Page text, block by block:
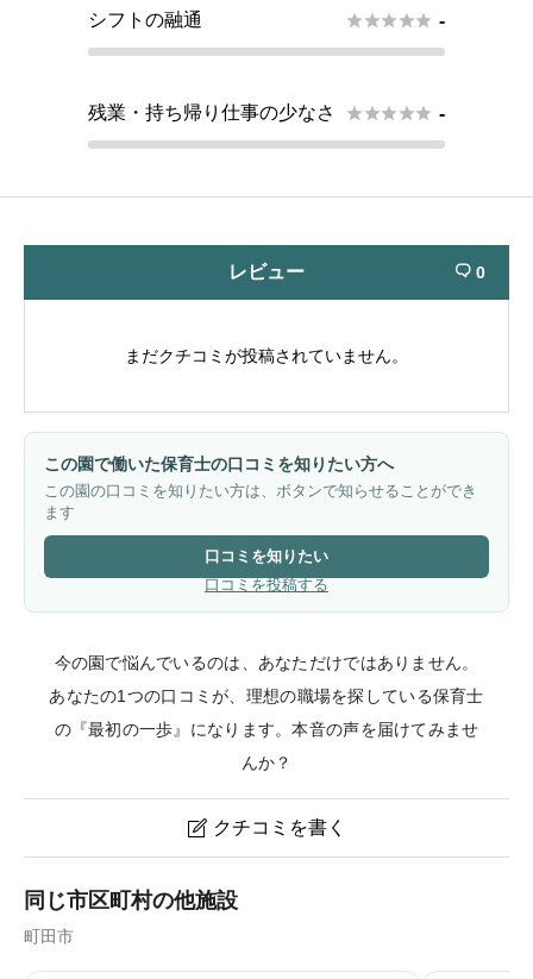
シフトの融通  -
残業・持ち帰り仕事の少なさ  -
レビュー  0
まだクチコミが投稿されていません。
この園で働いた保育士の口コミを知りたい方へ
この園の口コミを知りたい方は、ボタンで知らせることができ
ます
口コミを知りたい
口コミを投稿する
今の園で悩んでいるのは、あなただけではありません。
あなたの1つの口コミが、理想の職場を探している保育士
の『最初の一歩』になります。本音の声を届けてみませ
んか？
 クチコミを書く
ニックネーム
同じ市区町村の他施設
町田市